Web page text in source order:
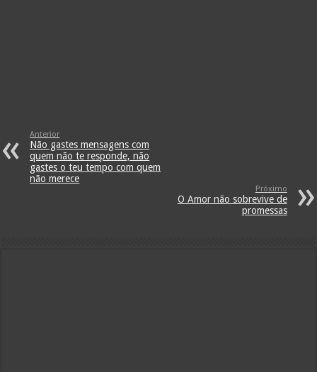
Anterior
Não gastes mensagens com
quem não te responde, não
gastes o teu tempo com quem
não merece
Próximo
O Amor não sobrevive de
promessas